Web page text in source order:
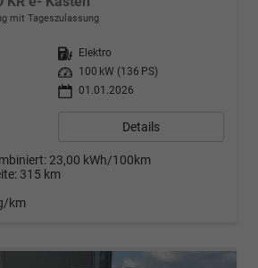
mit Tageszulassung
Kraftstoff
Elektro
Leistung
100 kW (136 PS)
01.01.2026
Details
23,00 kWh/100km
315 km
km